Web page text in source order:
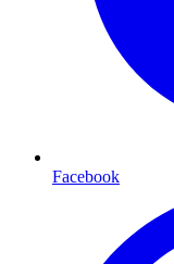
Facebook